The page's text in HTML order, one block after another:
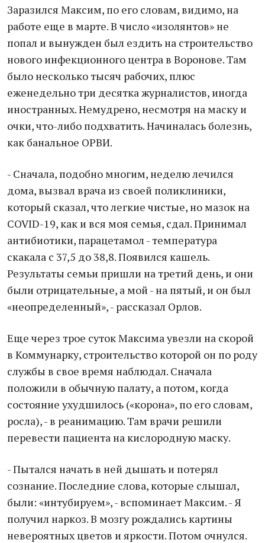
Заразился Максим, по его словам, видимо, на
работе еще в марте. В число «изолянтов» не
попал и вынужден был ездить на строительство
нового инфекционного центра в Воронове. Там
было несколько тысяч рабочих, плюс
еженедельно три десятка журналистов, иногда
иностранных. Немудрено, несмотря на маску и
очки, что-либо подхватить. Начиналась болезнь,
как банальное ОРВИ.
- Сначала, подобно многим, неделю лечился
дома, вызвал врача из своей поликлиники,
который сказал, что легкие чистые, но мазок на
COVID-19, как и вся моя семья, сдал. Принимал
антибиотики, парацетамол - температура
скакала с 37,5 до 38,8. Появился кашель.
Результаты семьи пришли на третий день, и они
были отрицательные, а мой - на пятый, и он был
«неопределенный», - рассказал Орлов.
Еще через трое суток Максима увезли на скорой
в Коммунарку, строительство которой он по роду
службы в свое время наблюдал. Сначала
положили в обычную палату, а потом, когда
состояние ухудшилось («корона», по его словам,
росла), - в реанимацию. Там врачи решили
перевести пациента на кислородную маску.
- Пытался начать в ней дышать и потерял
сознание. Последние слова, которые слышал,
были: «интубируем», - вспоминает Максим. - Я
получил наркоз. В мозгу рождались картины
невероятных цветов и яркости. Потом очнулся.